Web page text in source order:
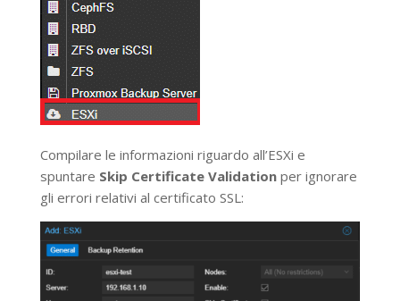
Compilare le informazioni riguardo all’ESXi e
spuntare Skip Certificate Validation per ignorare
gli errori relativi al certificato SSL: